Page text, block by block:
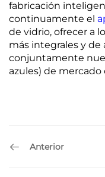
fabricación
continuamente el
de vidrio, ofrecer a
más integrales y de
conjuntamente
azules) de
Anterior